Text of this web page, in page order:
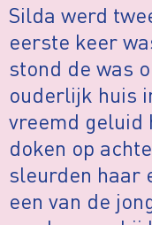
Silda werd
eerste keer
stond de was
ouderlijk huis
vreemd geluid
doken op
sleurden haar
een van de